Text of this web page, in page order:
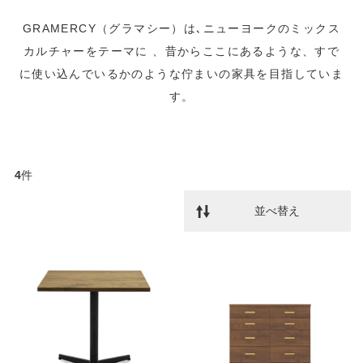
GRAMERCY（グラマシー）は､ニューヨークのミックス
カルチャーをテーマに 、昔からここにあるような、すで
に使い込んでいるかのような佇まいの家具を目指していま
す。
4件
並べ替え